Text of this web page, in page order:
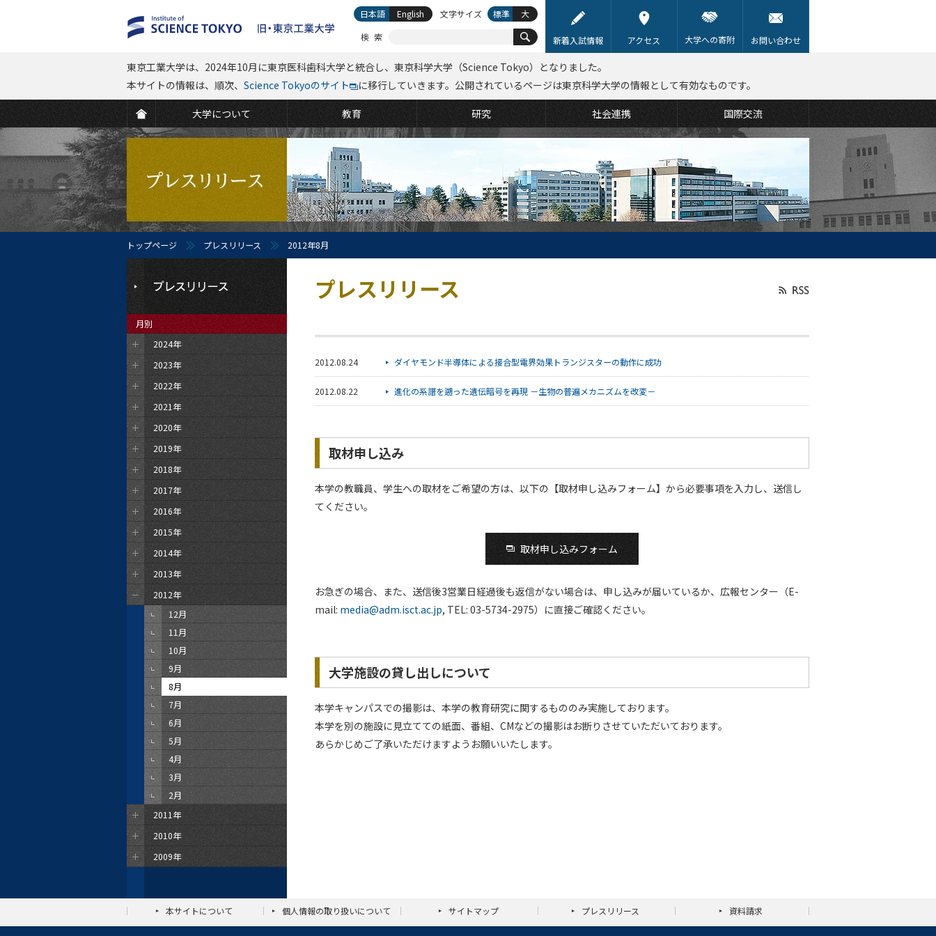
新着入試情報 アクセス 大学への寄附 お問い合わせ
大学について 教育 研究 社会連携 国際交流
東京工業大学は、2024年10月に東京医科歯科大学と統合し、東京科学大学（Science Tokyo）となりました。
本サイトの情報は、順次、 Science Tokyoのサイト に移行していきます。公開されているページは東京科学大学の情報として有効なものです。
検索
日本語 English 文字サイズ 標準 大
トップページ プレスリリース 2012年8月
プレスリリース
2012.08.24 ダイヤモンド半導体による接合型電界効果トランジスターの動作に成功
2012.08.22 進化の系譜を遡った遺伝暗号を再現 －生物の普遍メカニズムを改変－
取材申し込み
本学の教職員、学生への取材をご希望の方は、以下の【取材申し込みフォーム】から必要事項を入力し、送信し
てください。
取材申し込みフォーム
お急ぎの場合、また、送信後3営業日経過後も返信がない場合は、申し込みが届いているか、広報センター（E-
mail: media@adm.isct.ac.jp, TEL: 03-5734-2975）に直接ご確認ください。
大学施設の貸し出しについて
本学キャンパスでの撮影は、本学の教育研究に関するもののみ実施しております。
本学を別の施設に見立てての紙面、番組、CMなどの撮影はお断りさせていただいております。
あらかじめご了承いただけますようお願いいたします。
月別
2024年
2023年
2022年
2021年
2020年
2019年
2018年
2017年
2016年
2015年
2014年
2013年
2012年
12月
11月
10月
9月
8月
7月
6月
5月
4月
3月
2月
2011年
2010年
2009年
本サイトについて 個人情報の取り扱いについて サイトマップ プレスリリース 資料請求